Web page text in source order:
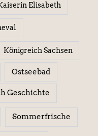
Elisabeth
Königreich Sachsen
Ostseebad
Geschichte
Sommerfrische